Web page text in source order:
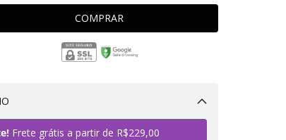
Frete grátis a partir de R$229,00